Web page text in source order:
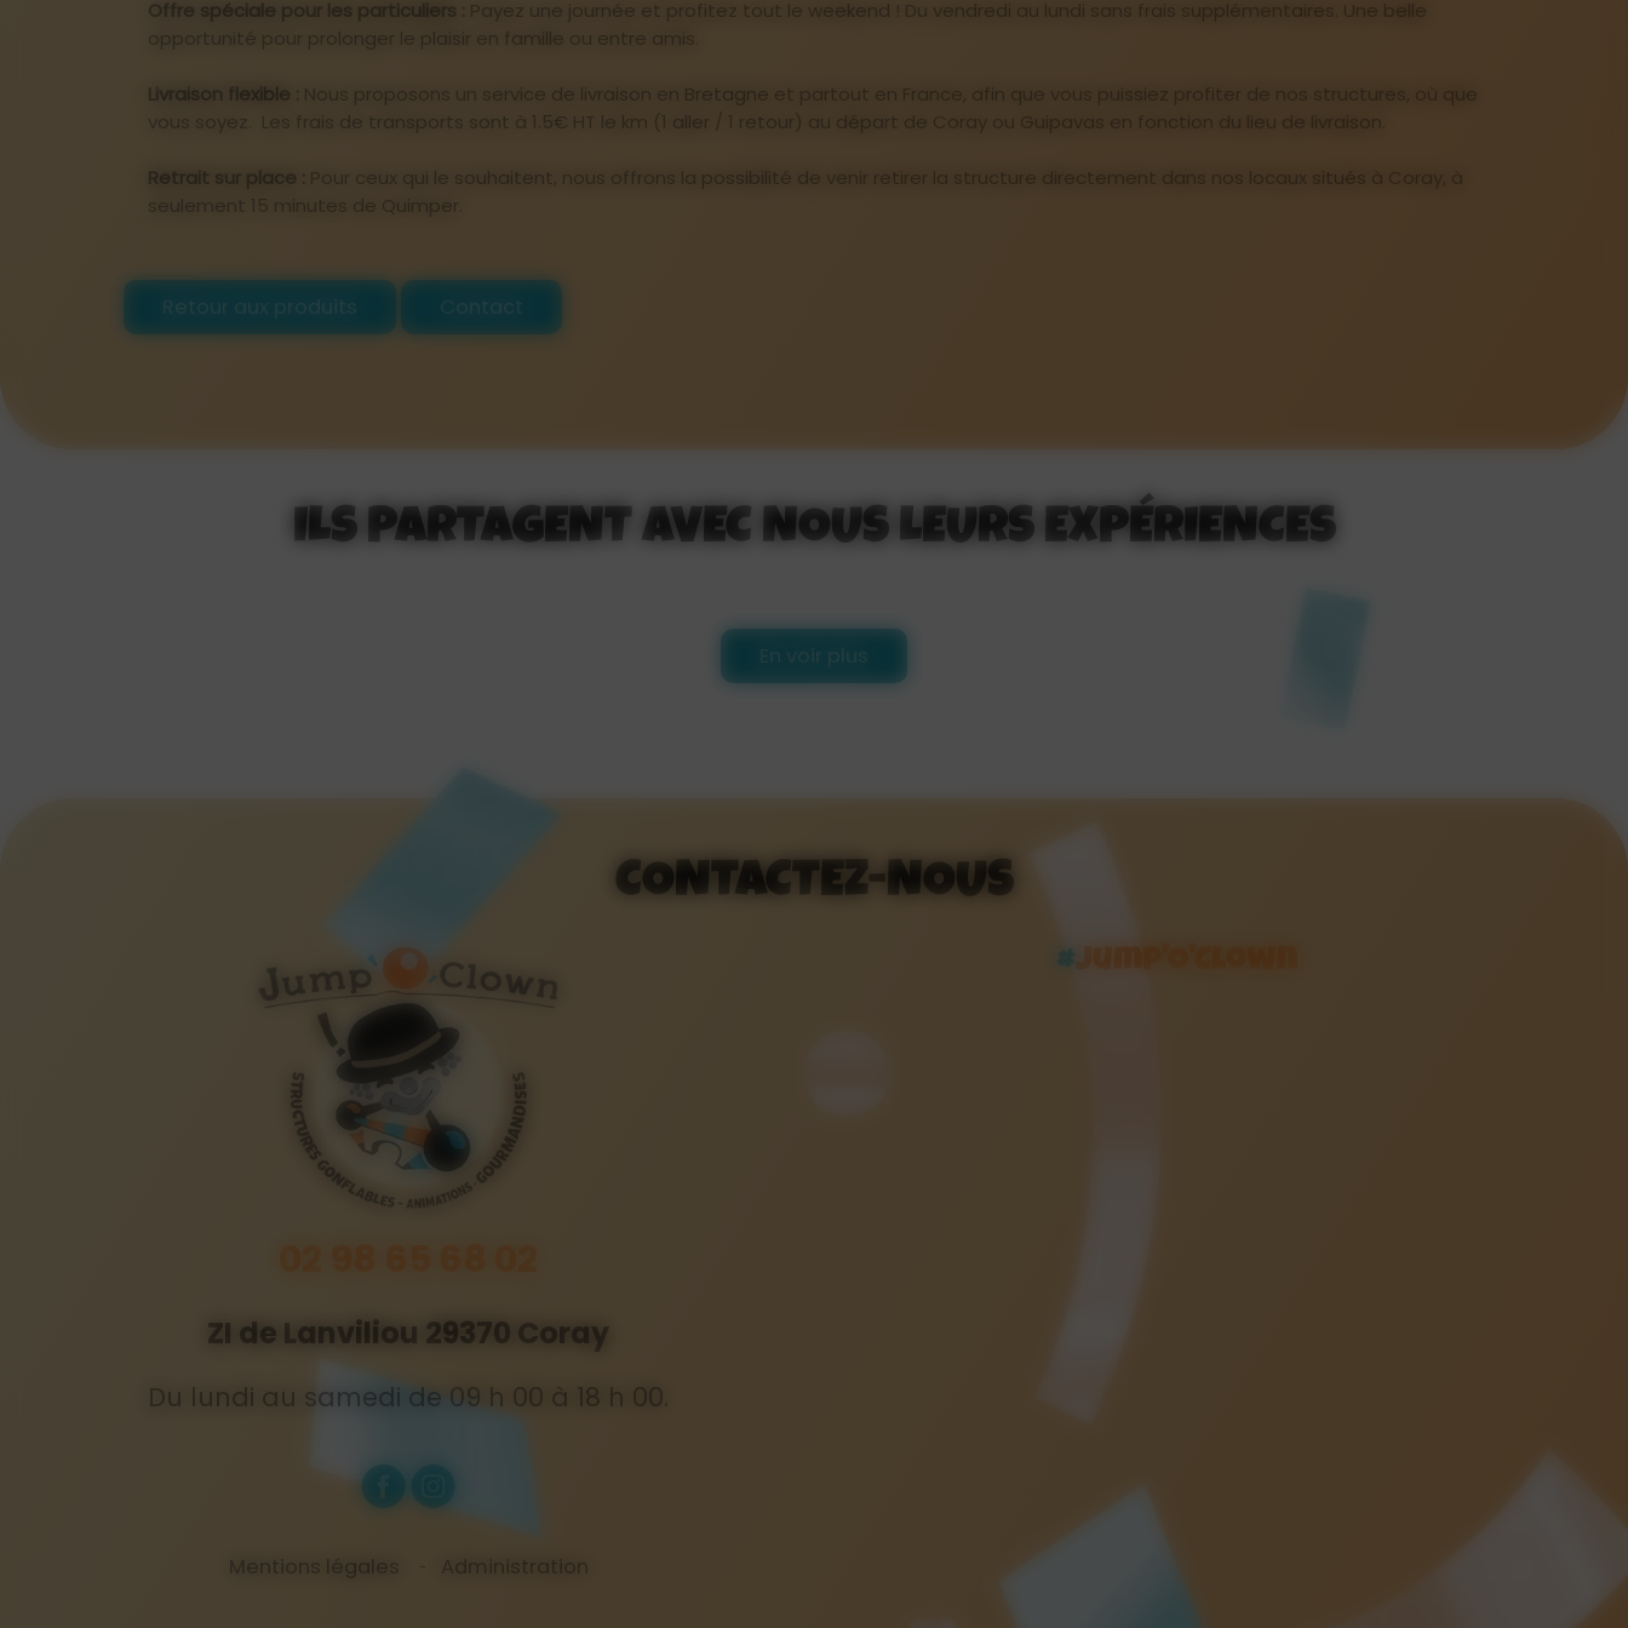
Offre spéciale pour les particuliers :
Payez une journée et profitez tout le weekend ! Du vendredi au lundi sans frais supplémentaires. Une belle
opportunité pour prolonger le plaisir en famille ou entre amis.
Livraison flexible : Nous proposons un service de livraison en Bretagne et partout en France, afin que vous puissiez profiter de nos structures, où que
vous soyez. Les frais de transports sont à 1.5€ HT le km (1 aller / 1 retour) au départ de Coray ou Guipavas en fonction du lieu de livraison.
Retrait sur place :
Pour ceux qui le souhaitent, nous offrons la possibilité de venir retirer la structure directement dans nos locaux situés à Coray, à
seulement 15 minutes de Quimper.
Retour aux produits
ILS PARTAGENT AVEC NOUS LEURS EXPÉRIENCES
CONTACTEZ-NOUS
ZI de Lanviliou 29370 Coray
Du lundi au samedi de 09 h 00 à 18 h 00.
Mentions légales Administration
# Jump'O'Clown